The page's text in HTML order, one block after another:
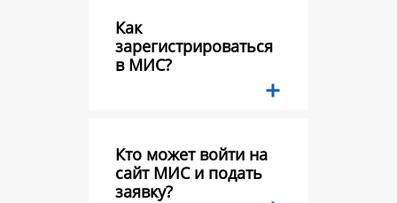
Как
зарегистрироваться
в МИС?
Кто может войти на
сайт МИС и подать
заявку?